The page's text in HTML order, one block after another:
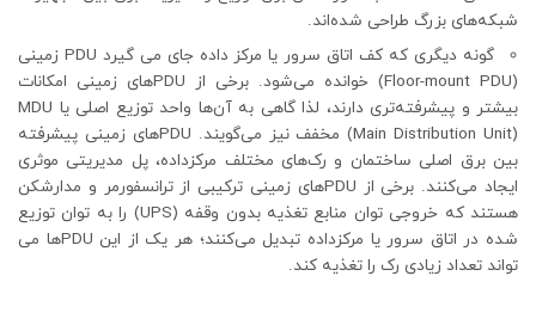
شبکه‌های بزرگ طراحی شده‌اند.
گونه دیگری که کف اتاق سرور یا مرکز داده جای می گیرد PDU زمینی
(Floor-mount PDU) خوانده می‌شود. برخی از PDUهای زمینی امکانات
بیشتر و پیشرفته‌تری دارند، لذا گاهی به آن‌ها واحد توزیع اصلی یا MDU
(Main Distribution Unit) مخفف نیز می‌گویند. PDUهای زمینی پیشرفته
بین برق اصلی ساختمان و رک‌های مختلف مرکزداده، پل مدیریتی موثری
ایجاد می‌کنند. برخی از PDUهای زمینی ترکیبی از ترانسفورمر و مدارشکن
هستند که خروجی توان منابع تغذیه بدون وقفه (UPS) را به توان توزیع
شده در اتاق سرور یا مرکزداده تبدیل می‌کنند؛ هر یک از این PDUها می
تواند تعداد زیادی رک را تغذیه کند.